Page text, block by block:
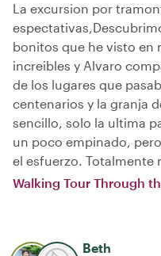
La excursion por
bonitos que he visto en
increibles y Alvaro
de los lugares que
centenarios y la granja
sencillo, solo la ultima
un poco empinado,
el esfuerzo. Totalmente
Walking Tour Through
Beth